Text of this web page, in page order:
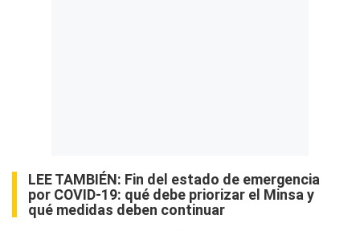
LEE TAMBIÉN: Fin del estado de emergencia
por COVID-19: qué debe priorizar el Minsa y
qué medidas deben continuar